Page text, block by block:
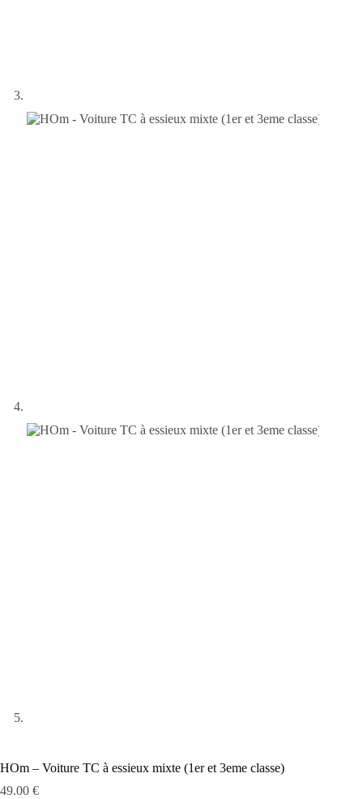
HOm – Voiture TC à essieux mixte (1er et 3eme classe)
49.00 €